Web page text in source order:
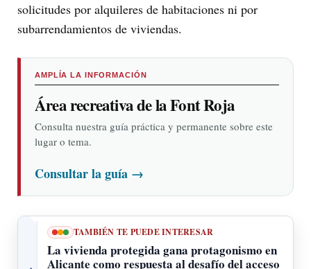
solicitudes por alquileres de habitaciones ni por
subarrendamientos de viviendas.
AMPLÍA LA INFORMACIÓN
Área recreativa de la Font Roja
Consulta nuestra guía práctica y permanente sobre este
lugar o tema.
Consultar la guía →
TAMBIÉN TE PUEDE INTERESAR
La vivienda protegida gana protagonismo en
Alicante como respuesta al desafío del acceso